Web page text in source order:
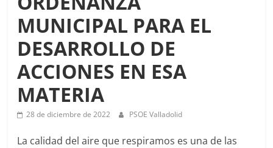
MUNICIPAL PARA EL
DESARROLLO DE
ACCIONES EN ESA
MATERIA
28 de diciembre de 2022 PSOE Valladolid
La calidad del aire que respiramos es una de las